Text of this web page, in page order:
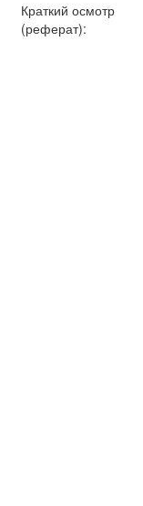
Краткий осмотр
(реферат):